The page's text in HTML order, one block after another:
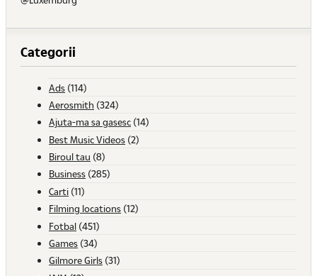
Categorii
Ads (114)
Aerosmith (324)
Ajuta-ma sa gasesc (14)
Best Music Videos (2)
Biroul tau (8)
Business (285)
Carti (11)
Filming locations (12)
Fotbal (451)
Games (34)
Gilmore Girls (31)